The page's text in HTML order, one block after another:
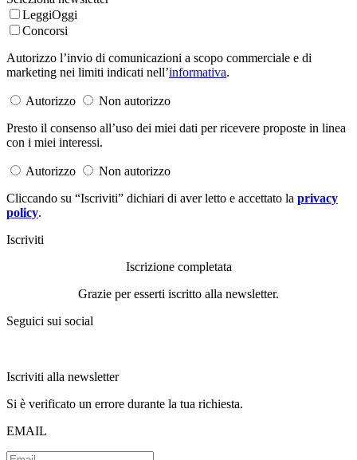
LeggiOggi
Concorsi
Autorizzo l’invio di comunicazioni a scopo commerciale e di
marketing nei limiti indicati nell’informativa.
Autorizzo
Non autorizzo
Presto il consenso all’uso dei miei dati per ricevere proposte in linea
con i miei interessi.
Autorizzo
Non autorizzo
Cliccando su “Iscriviti” dichiari di aver letto e accettato la privacy
policy.
Iscriviti
Iscrizione completata
Grazie per esserti iscritto alla newsletter.
Seguici sui social
Iscriviti alla newsletter
Si è verificato un errore durante la tua richiesta.
EMAIL